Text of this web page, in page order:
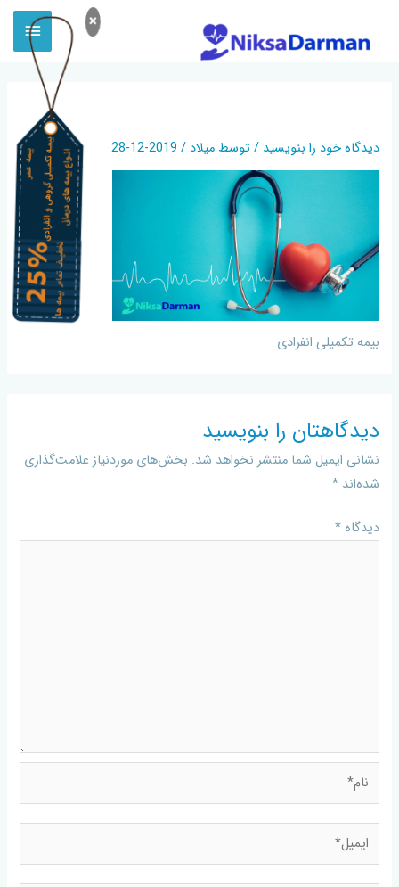
×
دیدگاه‌ خود را بنویسید / توسطمیلاد/
2019-12-28
بیمه تکمیلی انفرادی
دیدگاهتان را بنویسید
نشانی ایمیل شما منتشر نخواهد شد. بخش‌های موردنیاز علامت‌گذاری
شده‌اند*
دیدگاه*